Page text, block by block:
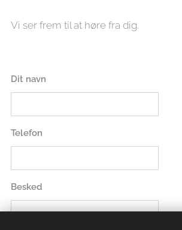
Vi ser frem til at høre fra dig.​
Dit navn
Telefon
Besked